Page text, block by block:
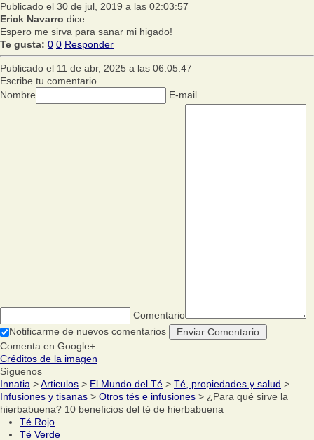
Publicado el 30 de jul, 2019 a las 02:03:57
Erick Navarro dice...
Espero me sirva para sanar mi higado!
Te gusta: 0 0 Responder
Publicado el 11 de abr, 2025 a las 06:05:47
Escribe tu comentario
Nombre
E-mail
Comentario
Notificarme de nuevos comentarios
Comenta en Google+
Créditos de la imagen
Síguenos
Innatia >Articulos > El Mundo del Té > Té, propiedades y salud >
Infusiones y tisanas > Otros tés e infusiones > ¿Para qué sirve la
hierbabuena? 10 beneficios del té de hierbabuena
Té Rojo
Té Verde